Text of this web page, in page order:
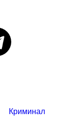
Криминал